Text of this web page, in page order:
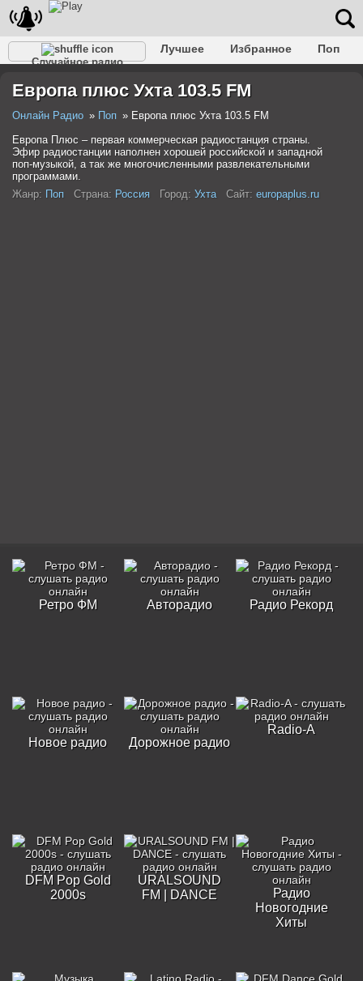
Случайное радио
Лучшее Избранное
Поп
Разговорное
Рэп Транс Дип-хаус
Европа плюс Ухта 103.5 FM
Онлайн Радио Поп
Европа плюс Ухта 103.5 FM
Европа Плюс – первая коммерческая радиостанция страны.
Эфир радиостанции наполнен хорошей российской и западной
поп-музыкой, а так же многочисленными развлекательными
программами.
Жанр: Поп Страна: Россия Город: Ухта Сайт: europaplus.ru
Ретро ФМ Авторадио Радио Рекорд
Новое радио Дорожное радио
Radio-A
DFM Pop Gold
2000s
URALSOUND
FM | DANCE
Радио
Новогодние
Хиты